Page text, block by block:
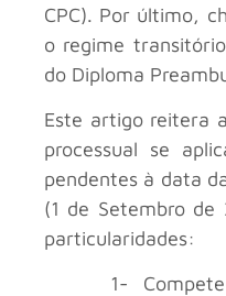
CPC). Por último,
o regime
do Diploma
Este artigo reitera
processual se
pendentes à data
(1 de Setembro de
particularidades:
1-